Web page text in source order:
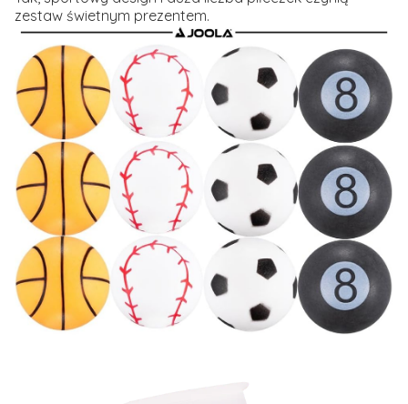
zestaw świetnym prezentem.